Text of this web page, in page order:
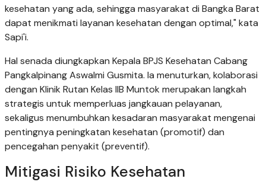
kesehatan yang ada, sehingga masyarakat di Bangka Barat
dapat menikmati layanan kesehatan dengan optimal," kata
Sapi'i.
Hal senada diungkapkan Kepala BPJS Kesehatan Cabang
Pangkalpinang Aswalmi Gusmita. Ia menuturkan, kolaborasi
dengan Klinik Rutan Kelas IIB Muntok merupakan langkah
strategis untuk memperluas jangkauan pelayanan,
sekaligus menumbuhkan kesadaran masyarakat mengenai
pentingnya peningkatan kesehatan (promotif) dan
pencegahan penyakit (preventif).
Mitigasi Risiko Kesehatan